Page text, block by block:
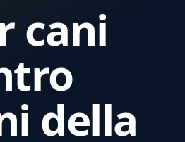
cani
della